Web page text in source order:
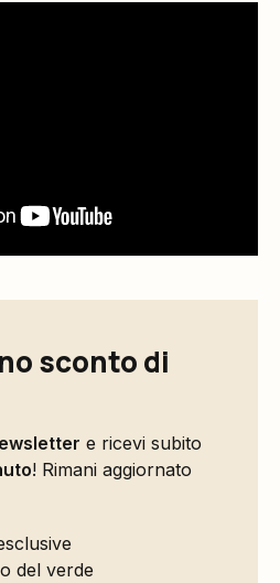
sconto di
e ricevi subito
! Rimani aggiornato
del verde